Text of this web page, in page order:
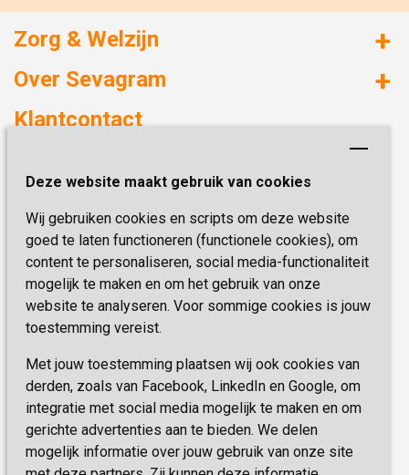
Deze website maakt gebruik van cookies
Wij gebruiken cookies en scripts om deze website
goed te laten functioneren (functionele cookies), om
content te personaliseren, social media-functionaliteit
mogelijk te maken en om het gebruik van onze
website te analyseren. Voor sommige cookies is jouw
toestemming vereist.
Met jouw toestemming plaatsen wij ook cookies van
derden, zoals van Facebook, LinkedIn en Google, om
integratie met social media mogelijk te maken en om
gerichte advertenties aan te bieden. We delen
mogelijk informatie over jouw gebruik van onze site
Zorg & Welzijn
Huizen met zorg
Onze specialiteiten
Over Sevagram
Duurzaamheid
Kwaliteit & Klantbeleving
Missie & Visie
Vastgoed
Innovatie
Klantcontact
6419 PB Heerlen
Telefoon:0900 777 4 777
E-mail:zorgbemiddeling@sevagram.nl
Schrijf je nu in!
Blijf op de hoogte van de laatste activiteiten en
nieuwtjes met onze nieuwsbrief
INSCHRIJVEN